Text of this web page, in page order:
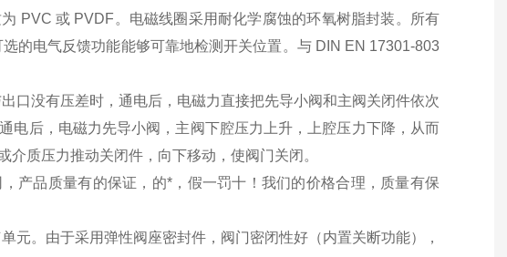
PVC 或 PVDF。电磁线圈采用耐化学腐蚀的环氧树脂封装。所有
的电气反馈功能能够可靠地检测开关位置。与 DIN EN 17301-803
口没有压差时，通电后，电磁力直接把先导小阀和主阀关闭件依次
电后，电磁力先导小阀，主阀下腔压力上升，上腔压力下降，从而
质压力推动关闭件，向下移动，使阀门关闭。
产品质量有的保证，的*，假一罚十！我们的价格合理，质量有保
元。由于采用弹性阀座密封件，阀门密闭性好（内置关断功能），